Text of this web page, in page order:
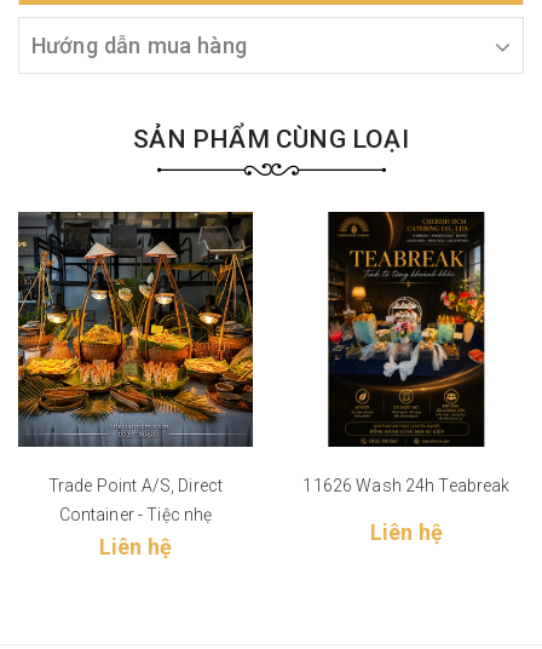
Hướng dẫn mua hàng
SẢN PHẨM CÙNG LOẠI
Trade Point A/S, Direct
Container - Tiệc nhẹ
Liên hệ
11626 Wash 24h Teabreak
Liên hệ